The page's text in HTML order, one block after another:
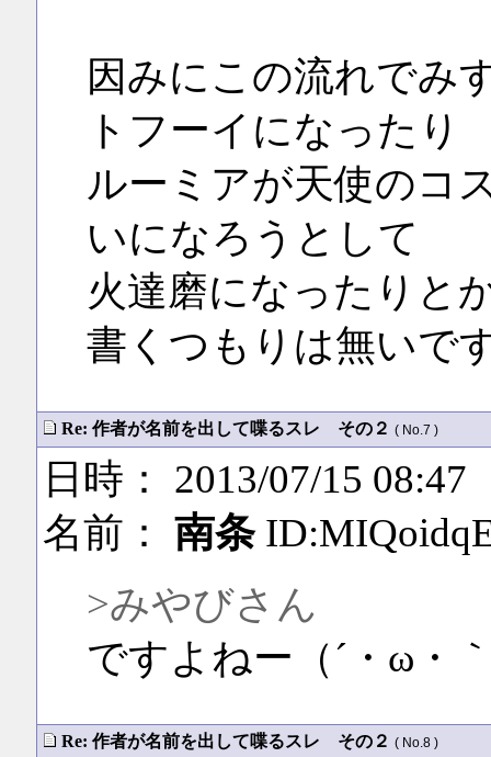
因みにこの流れでみ
トフーイになったり
ルーミアが天使のコ
いになろうとして
火達磨になったりと
書くつもりは無いで
Re: 作者が名前を出して喋るスレ その２ ( No.7 )
日時： 2013/07/15 08:47
名前： 南条
>みやびさん
ですよねー（´・ω・
Re: 作者が名前を出して喋るスレ その２ ( No.8 )